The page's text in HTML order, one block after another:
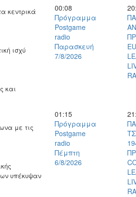
κεντρικά
ισχύ
και
με τις
υπέκυψαν
00:08
Πρόγραμμα
Postgame
radio
Παρασκευή
7/8/2026
01:15
Πρόγραμμα
Postgame
radio
Πέμπτη
6/8/2026